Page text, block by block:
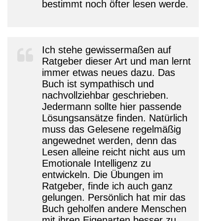
bestimmt noch öfter lesen werde.
Ich stehe gewissermaßen auf
Ratgeber dieser Art und man lernt
immer etwas neues dazu. Das
Buch ist sympathisch und
nachvollziehbar geschrieben.
Jedermann sollte hier passende
Lösungsansätze finden. Natürlich
muss das Gelesene regelmäßig
angewednet werden, denn das
Lesen alleine reicht nicht aus um
Emotionale Intelligenz zu
entwickeln. Die Übungen im
Ratgeber, finde ich auch ganz
gelungen. Persönlich hat mir das
Buch geholfen andere Menschen